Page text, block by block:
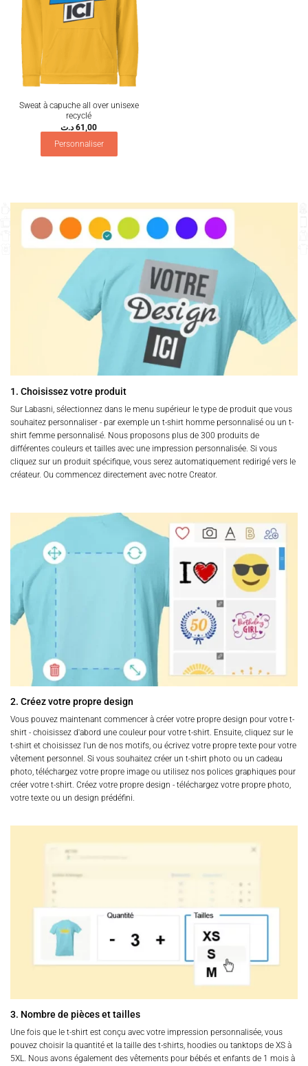
Sweat à capuche all over unisexe
recyclé
61,00 د.ت
Personnaliser
1. Choisissez votre produit
Sur Labasni, sélectionnez dans le menu supérieur le type de produit que vous
souhaitez personnaliser - par exemple un t-shirt homme personnalisé ou un t-
shirt femme personnalisé. Nous proposons plus de 300 produits de
différentes couleurs et tailles avec une impression personnalisée. Si vous
cliquez sur un produit spécifique, vous serez automatiquement redirigé vers le
créateur. Ou commencez directement avec notre Creator.
2. Créez votre propre design
Vous pouvez maintenant commencer à créer votre propre design pour votre t-
shirt - choisissez d'abord une couleur pour votre t-shirt. Ensuite, cliquez sur le
t-shirt et choisissez l'un de nos motifs, ou écrivez votre propre texte pour votre
vêtement personnel. Si vous souhaitez créer un t-shirt photo ou un cadeau
photo, téléchargez votre propre image ou utilisez nos polices graphiques pour
créer votre t-shirt. Créez votre propre design - téléchargez votre propre photo,
votre texte ou un design prédéfini.
3. Nombre de pièces et tailles
Une fois que le t-shirt est conçu avec votre impression personnalisée, vous
pouvez choisir la quantité et la taille des t-shirts, hoodies ou tanktops de XS à
5XL. Nous avons également des vêtements pour bébés et enfants de 1 mois à